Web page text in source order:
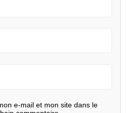
e-mail et mon site dans le